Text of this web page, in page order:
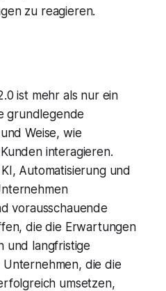
zu reagieren.
ist mehr als nur ein
grundlegende
Weise, wie
interagieren.
Automatisierung und
vorausschauende
die die Erwartungen
und langfristige
Unternehmen, die die
umsetzen,